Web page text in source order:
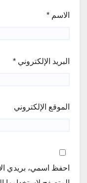
الاسم *
البريد الإلكتروني *
الموقع الإلكتروني
احفظ اسمي، بريدي